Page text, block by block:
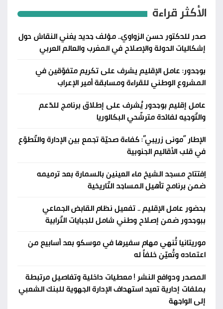
الأكثر قراءة
صدر للدكتور حسن الزواوي.. مؤلف جديد يغني النقاش حول
إشكاليات الدولة والإصلاح في المغرب والعالم العربي
بوجدور: عامل الإقليم يشرف على تكريم متفوّقين في
المشروع الوطني للقراءة ومسابقة أمير الإعراب
عامل إقليم بوجدور يُشرف على إطلاق برنامج للدّعم
والتّوجيه لفائدة مترشّحي البكالوريا
الإطار “مونى زريبي”: كفاءة صحيّة تجمع بين الإدارة والتّطوّع
في قلب الأقاليم الجنوبية
اِفتتاح مسجد الشيخ ماء العينين بالسمارة بعد ترميمه
ضمن برنامج تأهيل المساجد التّاريخية
بحضور عامل الإقليم .. تفعيل نظام القابض الجماعي
ببوجدور ضمن إصلاح وطني شامل للجبايات التّرابية
موريتانيا تُنهي مهام سفيرها في موسكو بعد أسابيع من
اعتماده وتُعيّن خلفاً له
المصدر ودوافع النشر ! معطيات داخلية وتفاصيل مرتبطة
بملفات إدارية تعيد استهداف الإدارة الجهوية للبنك الشعبي
إلى الواجهة